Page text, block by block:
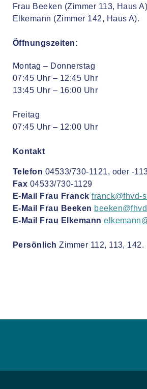
Frau Beeken (Zimmer 113, Haus
Elkemann (Zimmer 142, Haus A).
Öffnungszeiten:
Montag – Donnerstag
07:45 Uhr – 12:45 Uhr
13:45 Uhr – 16:00 Uhr
Freitag
07:45 Uhr – 12:00 Uhr
Kontakt
Telefon 04533/730-1121, oder -
Fax 04533/730-1129
E-Mail Frau Franckfranck@fhvd-
E-Mail Frau Beeken
E-Mail Frau Elkemann
Persönlich Zimmer 112, 113, 142.